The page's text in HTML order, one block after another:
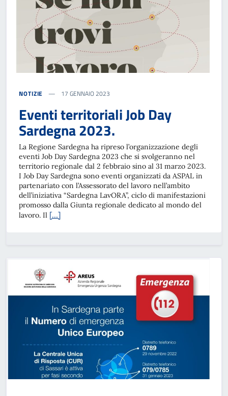
NOTIZIE 17 GENNAIO 2023
Eventi territoriali Job Day
Sardegna 2023.
La Regione Sardegna ha ripreso l’organizzazione degli
eventi Job Day Sardegna 2023 che si svolgeranno nel
territorio regionale dal 2 febbraio sino al 31 marzo 2023.
I Job Day Sardegna sono eventi organizzati da ASPAL in
partenariato con l’Assessorato del lavoro nell’ambito
dell’iniziativa “Sardegna LavORA”, ciclo di manifestazioni
promosso dalla Giunta regionale dedicato al mondo del
lavoro. Il […]